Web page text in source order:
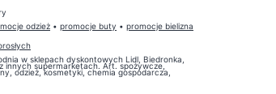
odzież • promocje buty • promocje bielizna
w sklepach dyskontowych Lidl, Biedronka,
innych supermarketach. Art. spożywcze,
odzież, kosmetyki, chemia gospodarcza,